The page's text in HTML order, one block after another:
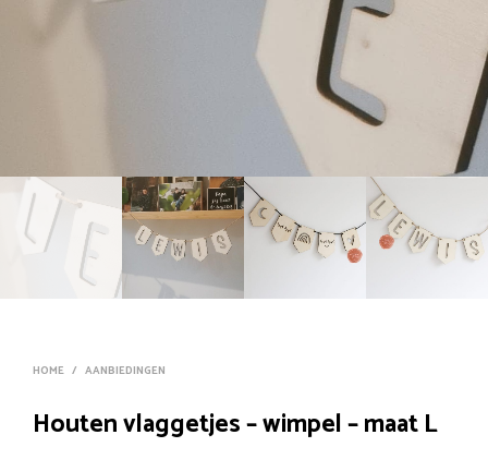
HOME / AANBIEDINGEN
Houten vlaggetjes – wimpel – maat L